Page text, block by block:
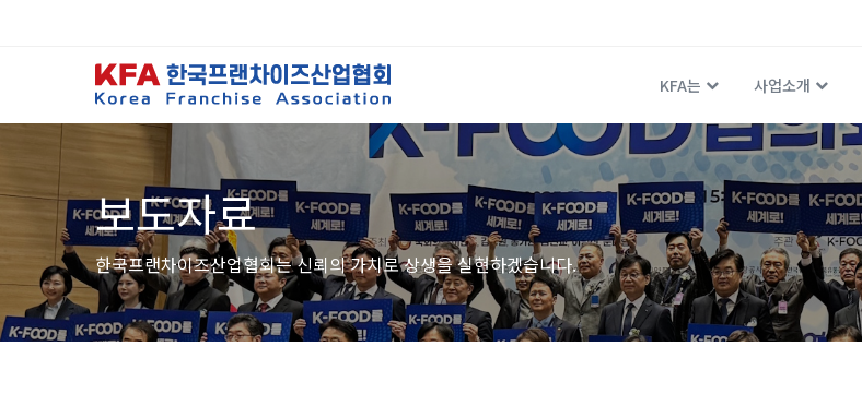
KFA는 사업소개
보도자료
한국프랜차이즈산업협회는 신뢰의 가치로 상생을 실현하겠습니다.